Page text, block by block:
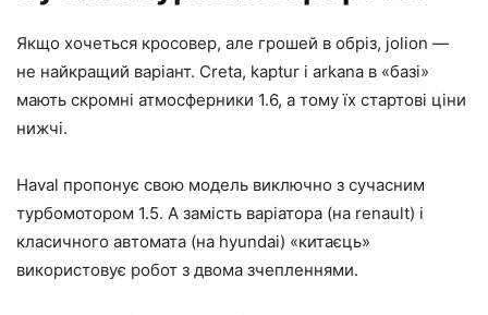
Якщо хочеться кросовер, але грошей в обріз, jolion —
не найкращий варіант. Creta, kaptur і arkana в «базі»
мають скромні атмосферники 1.6, а тому їх стартові ціни
нижчі.
Haval пропонує свою модель виключно з сучасним
турбомотором 1.5. А замість варіатора (на renault) і
класичного автомата (на hyundai) «китаєць»
використовує робот з двома зчепленнями.